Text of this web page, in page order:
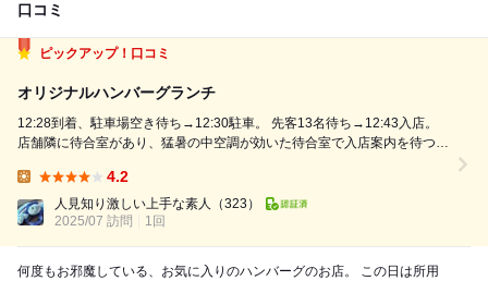
口コミ
ピックアップ！口コミ
オリジナルハンバーグランチ
12:28到着、駐車場空き待ち→12:30駐車。 先客13名待ち→12:43入店。
店舗隣に待合室があり、猛暑の中空調が効いた待合室で入店案内を待つ。
た。 和風おろしハンバーグランチ300g 1...
4.2
人見知り激しい上手な素人
（323）
2025/07 訪問
1回
何度もお邪魔している、お気に入りのハンバーグのお店。 この日は所用